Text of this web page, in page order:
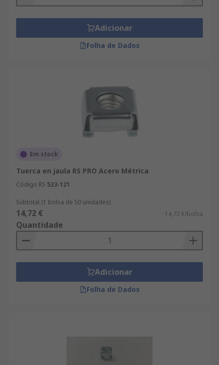
Adicionar
Folha de Dados
Em stock
Tuerca en jaula RS PRO Acero Métrica
Código RS 523-121
Subtotal (1 bolsa de 50 unidades)
14,72 € 14,72 €/bolsa
Quantidade
Adicionar
Folha de Dados